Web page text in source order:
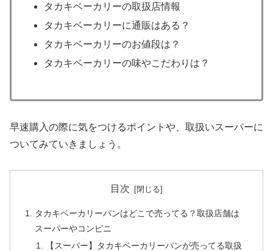
タカキベーカリーの取扱店情報
タカキベーカリーに通販はある？
タカキベーカリーのお値段は？
タカキベーカリーの味やこだわりは？
早速購入の際に気をつけるポイントや、取扱いスーパーに
ついてみていきましょう。
目次
タカキベーカリーパンはどこで売ってる？取扱店舗は
スーパーやコンビニ
【スーパー】タカキベーカリーパンが売ってる取扱